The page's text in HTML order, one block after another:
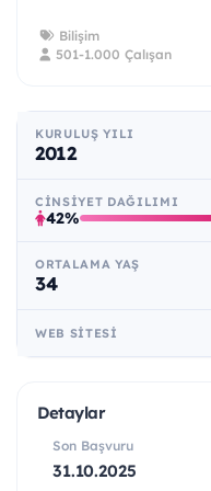
Bilişim
501-1.000 Çalışan
KURULUŞ YILI
2012
CINSIYET DAĞILIMI
42%
ORTALAMA YAŞ
34
WEB SITESI
Detaylar
Son Başvuru
31.10.2025